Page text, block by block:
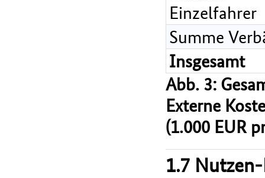
Einzelfahrer
Summe
Insgesamt
Abb. 3:
Externe
(1.000 EUR
1.7